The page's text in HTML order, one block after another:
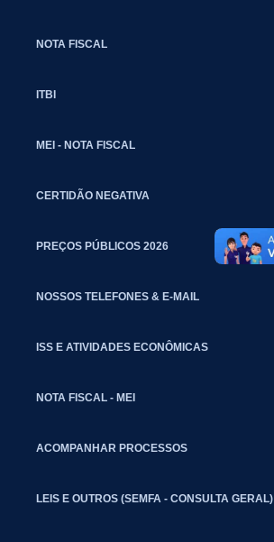
NOTA FISCAL
ITBI
MEI - NOTA FISCAL
CERTIDÃO NEGATIVA
PREÇOS PÚBLICOS 2026
NOSSOS TELEFONES & E-MAIL
ISS E ATIVIDADES ECONÔMICAS
NOTA FISCAL - MEI
ACOMPANHAR PROCESSOS
LEIS E OUTROS (SEMFA - CONSULTA GERAL)